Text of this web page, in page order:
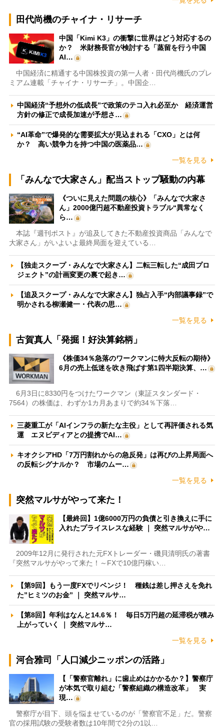
田代尚機のチャイナ・リサーチ
中国「Kimi K3」の衝撃に世界はどう対応するの
か？ 米財務長官が検討する「蒸留を行う中国
AI…
中国経済に精通する中国株投資の第一人者・田代尚機氏のプレ
ミアム連載「チャイナ・リサーチ」。中国企…
中国経済“予想外の低成長”で政策のテコ入れ必至か 経済運営
方針の修正で成長加速が予想さ…
“AI革命”で爆発的な需要拡大が見込まれる「CXO」とは何
か？ 高い競争力を持つ中国の医薬品…
一覧を見る
「みんなで大家さん」配当ストップ騒動の内幕
《ついに見えた問題の核心》「みんなで大家さ
ん」2000億円超不動産投資トラブル“異常なく
ら…
本誌『週刊ポスト』が追及してきた不動産投資商品「みんなで
大家さん」がいよいよ最終局面を迎えている…
【独走スクープ・みんなで大家さん】二転三転した“成田プロ
ジェクト”の計画変更の裏で起き…
【追及スクープ・みんなで大家さん】独占入手“内部議事録”で
明かされる柳瀬健一・代表の思…
一覧を見る
古賀真人「発掘！好決算銘柄」
《株価34％急落のワークマンに特大反転の期待》
6月の売上低迷を吹き飛ばす第1四半期決算、…
6月3日に8330円をつけたワークマン（東証スタンダード・
7564）の株価は、わずか1カ月あまりで約34％下落…
三菱重工が「AIインフラの新たな主役」として再評価される気
運 エヌビディアとの提携でAI…
キオクシアHD「7万円割れからの急反発」は再びの上昇局面へ
の反転シグナルか？ 市場のムー…
一覧を見る
突然マルサがやって来た！
【最終回】1億6000万円の負債と引き換えに手に
入れたプライスレスな経験 ｜ 突然マルサがや…
2009年12月に発行された元FXトレーダー・磯貝清明氏の著書
『突然マルサがやって来た！～FXで10億円稼い…
【第9回】もう一度FXでリベンジ！ 種銭は差し押さえを免れ
た”ヒミツのお金” ｜ 突然マルサ…
【第8回】年利はなんと14.6％！ 毎日5万円超の延滞税が積み
上がっていく ｜ 突然マルサ…
一覧を見る
河合雅司「人口減少ニッポンの活路」
【「警察官離れ」に歯止めはかかるか？】警察庁
が本気で取り組む「警察組織の構造改革」 実
現…
警察庁が目下、頭を悩ませているのが「警察官不足」だ。警察
官の採用試験の受験者数は10年間で2分の1以…